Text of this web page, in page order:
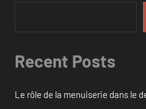
Recent Posts
Le rôle de la menuiserie dans le